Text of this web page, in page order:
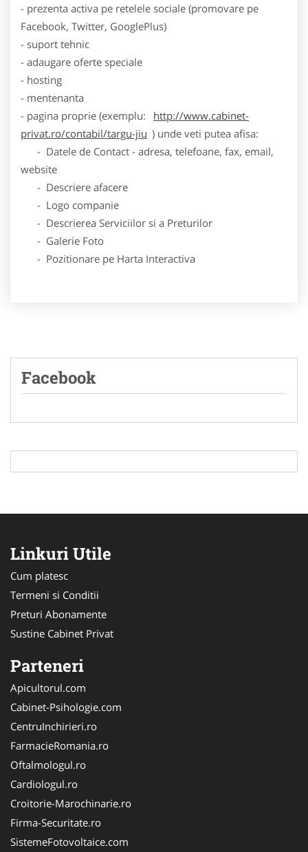
- prezenta activa pe retelele sociale (promovare pe
Facebook, Twitter, GooglePlus)
- suport tehnic
- adaugare oferte speciale
- hosting
- mentenanta
- pagina proprie (exemplu:
http://www.cabinet-
privat.ro/contabil/targu-jiu ) unde veti putea afisa:
- Datele de Contact - adresa, telefoane, fax, email,
website
- Descriere afacere
- Logo companie
- Descrierea Serviciilor si a Preturilor
- Galerie Foto
- Pozitionare pe Harta Interactiva
Facebook
Linkuri Utile
Cum platesc
Termeni si Conditii
Preturi Abonamente
Sustine Cabinet Privat
Parteneri
Apicultorul.com
Cabinet-Psihologie.com
CentruInchirieri.ro
FarmacieRomania.ro
Oftalmologul.ro
Cardiologul.ro
Croitorie-Marochinarie.ro
Firma-Securitate.ro
SistemeFotovoltaice.com